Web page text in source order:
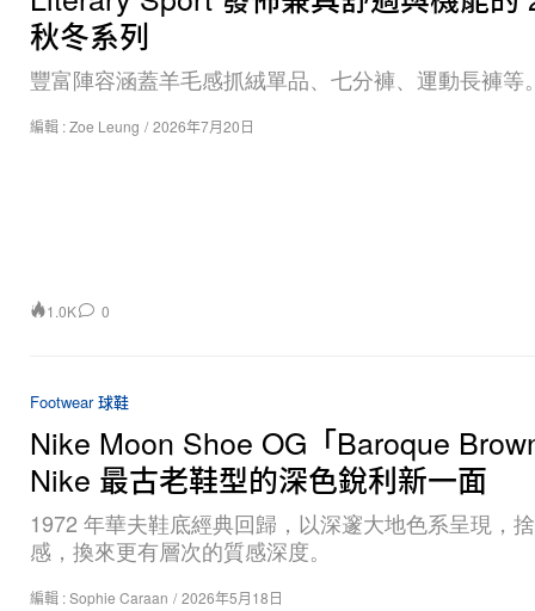
秋冬系列
豐富陣容涵蓋羊毛感抓絨單品、七分褲、運動長褲等。
編輯 :Zoe Leung / 2026年7月20日
1.0K 0
Footwear 球鞋
Nike Moon Shoe OG「Baroque
Nike 最古老鞋型的深色銳利新一面
1972 年華夫鞋底經典回歸，以深邃大地色系呈現，
感，換來更有層次的質感深度。
編輯 :Sophie Caraan / 2026年5月18日